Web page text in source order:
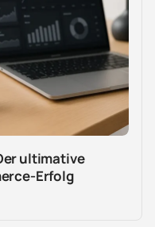
ultimative
Erfolg